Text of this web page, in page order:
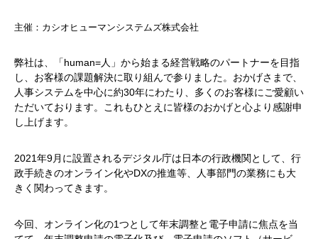
主催：カシオヒューマンシステムズ株式会社
弊社は、「human=人」から始まる経営戦略のパートナーを目指
し、お客様の課題解決に取り組んで参りました。おかげさまで、
人事システムを中心に約30年にわたり、多くのお客様にご愛顧い
ただいております。これもひとえに皆様のおかげと心より感謝申
し上げます。
2021年9月に設置されるデジタル庁は日本の行政機関として、行
政手続きのオンライン化やDXの推進等、人事部門の業務にも大
きく関わってきます。
今回、オンライン化の1つとして年末調整と電子申請に焦点を当